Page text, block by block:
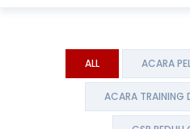
ALL ACARA
ACARA TRAINING